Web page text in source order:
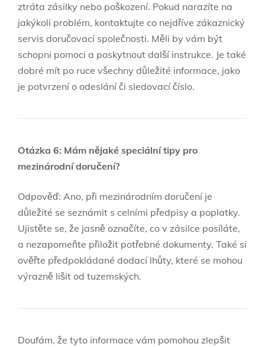
ztráta zásilky nebo poškození. Pokud‍ narazíte ⁣na
jakýkoli‍ problém, kontaktujte co nejdříve ‌zákaznický
⁢servis doručovací společnosti. Měli by vám být
schopni pomoci a poskytnout další instrukce. Je také
dobré mít po ruce⁣ všechny důležité informace,​ jako
je potvrzení o odeslání ​či‍ sledovací číslo.
Otázka‌ 6: Mám nějaké speciální tipy pro
mezinárodní​ doručení?
Odpověď: Ano, při mezinárodním doručení je
důležité⁢ se ‌seznámit s⁤ celními předpisy a poplatky.
Ujistěte se, že jasně označíte, co v zásilce posíláte,
a nezapomeňte ‍přiložit potřebné dokumenty. Také si
ověřte předpokládané dodací lhůty, které se mohou
výrazně lišit ⁤od tuzemských.
Doufám, že tyto informace vám pomohou zlepšit